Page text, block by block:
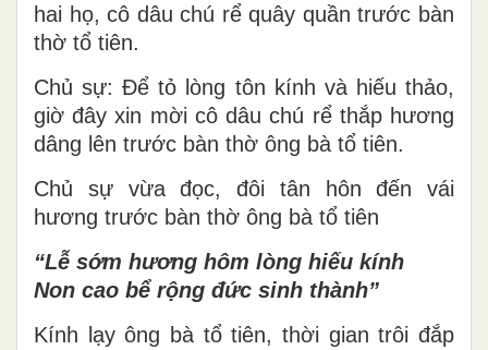
hai họ, cô dâu chú rể quây quần trước bàn
thờ tổ tiên.
Chủ sự: Để tỏ lòng tôn kính và hiếu thảo,
giờ đây xin mời cô dâu chú rể thắp hương
dâng lên trước bàn thờ ông bà tổ tiên.
Chủ sự vừa đọc, đôi tân hôn đến vái
hương trước bàn thờ ông bà tổ tiên
“Lễ sớm hương hôm lòng hiếu kính
Non cao bể rộng đức sinh thành”
Kính lạy ông bà tổ tiên, thời gian trôi đắp